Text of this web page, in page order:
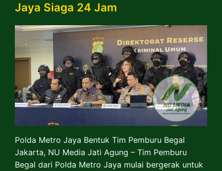
Jaya Siaga 24 Jam
Polda Metro Jaya Bentuk Tim Pemburu Begal
Jakarta, NU Media Jati Agung – Tim Pemburu
Begal dari Polda Metro Jaya mulai bergerak untuk